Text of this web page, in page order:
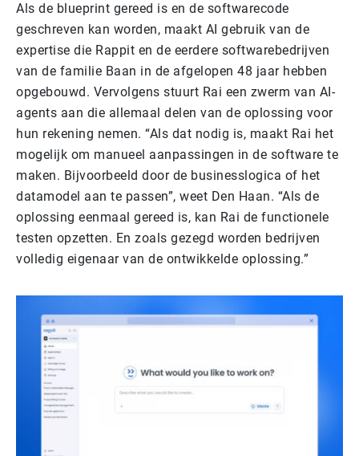
Als de blueprint gereed is en de softwarecode
geschreven kan worden, maakt AI gebruik van de
expertise die Rappit en de eerdere softwarebedrijven
van de familie Baan in de afgelopen 48 jaar hebben
opgebouwd. Vervolgens stuurt Rai een zwerm van AI-
agents aan die allemaal delen van de oplossing voor
hun rekening nemen. “Als dat nodig is, maakt Rai het
mogelijk om manueel aanpassingen in de software te
maken. Bijvoorbeeld door de businesslogica of het
datamodel aan te passen”, weet Den Haan. “Als de
oplossing eenmaal gereed is, kan Rai de functionele
testen opzetten. En zoals gezegd worden bedrijven
volledig eigenaar van de ontwikkelde oplossing.”